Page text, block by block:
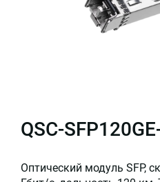
QSC-
Оптический модуль SFP,